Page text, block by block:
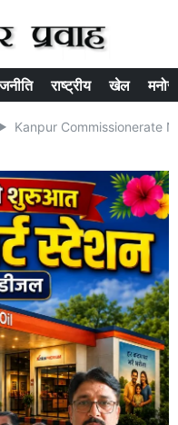
राष्ट्रीय खेल
Kanpur Commissionerate